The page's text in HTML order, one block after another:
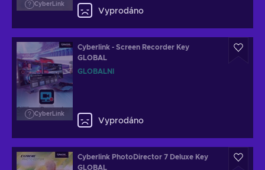
CyberLink
Vyprodáno
CyberLink
Cyberlink - Screen Recorder Key
GLOBAL
GLOBÁLNÍ
Vyprodáno
Cyberlink PhotoDirector 7 Deluxe Key
GLOBAL